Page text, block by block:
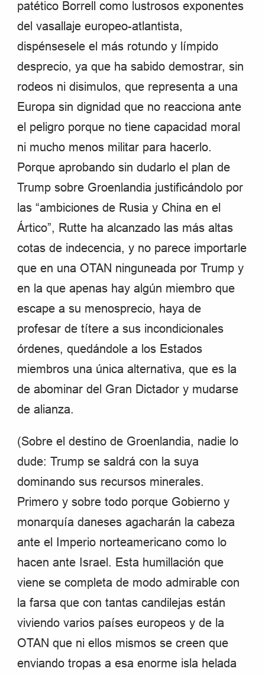
patético Borrell como lustrosos exponentes
del vasallaje europeo-atlantista,
dispénsesele el más rotundo y límpido
desprecio, ya que ha sabido demostrar, sin
rodeos ni disimulos, que representa a una
Europa sin dignidad que no reacciona ante
el peligro porque no tiene capacidad moral
ni mucho menos militar para hacerlo.
Porque aprobando sin dudarlo el plan de
Trump sobre Groenlandia justificándolo por
las “ambiciones de Rusia y China en el
Ártico”, Rutte ha alcanzado las más altas
cotas de indecencia, y no parece importarle
que en una OTAN ninguneada por Trump y
en la que apenas hay algún miembro que
escape a su menosprecio, haya de
profesar de títere a sus incondicionales
órdenes, quedándole a los Estados
miembros una única alternativa, que es la
de abominar del Gran Dictador y mudarse
de alianza.
(Sobre el destino de Groenlandia, nadie lo
dude: Trump se saldrá con la suya
dominando sus recursos minerales.
Primero y sobre todo porque Gobierno y
monarquía daneses agacharán la cabeza
ante el Imperio norteamericano como lo
hacen ante Israel. Esta humillación que
viene se completa de modo admirable con
la farsa que con tantas candilejas están
viviendo varios países europeos y de la
OTAN que ni ellos mismos se creen que
enviando tropas a esa enorme isla helada